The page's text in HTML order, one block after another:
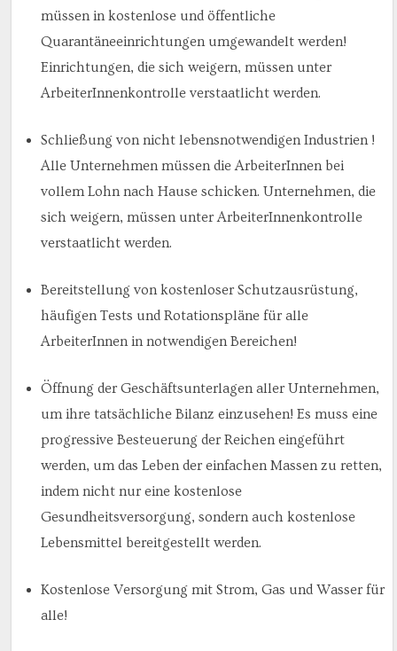
müssen in kostenlose und öffentliche
Quarantäneeinrichtungen umgewandelt werden!
Einrichtungen, die sich weigern, müssen unter
ArbeiterInnenkontrolle verstaatlicht werden.
Schließung von nicht lebensnotwendigen Industrien !
Alle Unternehmen müssen die ArbeiterInnen bei
vollem Lohn nach Hause schicken. Unternehmen, die
sich weigern, müssen unter ArbeiterInnenkontrolle
verstaatlicht werden.
Bereitstellung von kostenloser Schutzausrüstung,
häufigen Tests und Rotationspläne für alle
ArbeiterInnen in notwendigen Bereichen!
Öffnung der Geschäftsunterlagen aller Unternehmen,
um ihre tatsächliche Bilanz einzusehen! Es muss eine
progressive Besteuerung der Reichen eingeführt
werden, um das Leben der einfachen Massen zu retten,
indem nicht nur eine kostenlose
Gesundheitsversorgung, sondern auch kostenlose
Lebensmittel bereitgestellt werden.
Kostenlose Versorgung mit Strom, Gas und Wasser für
alle!